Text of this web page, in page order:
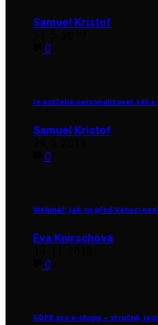
Samuel Kristof
0
Je potřeba personalizovat váš
Samuel Kristof
0
Webinář: Jak se před Vánoci
Eva Knirschová
0
GDPR pro e-shopy – stručně,